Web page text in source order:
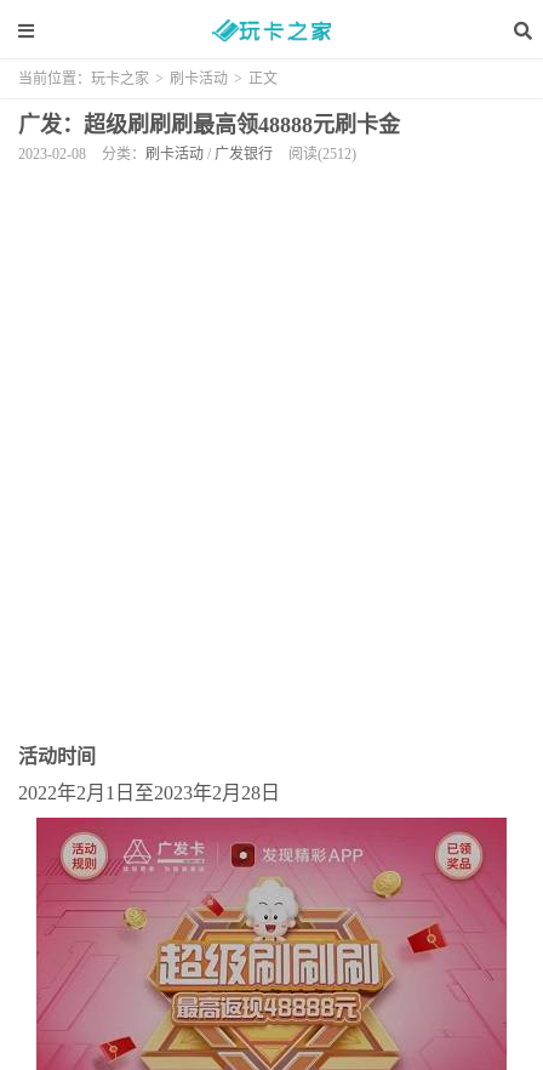
当前位置： 玩卡之家 > 刷卡活动 > 正文
广发：超级刷刷刷最高领48888元刷卡金
2023-02-08 分类： 刷卡活动 / 广发银行 阅读(2512)
活动时间
2022年2月1日至2023年2月28日